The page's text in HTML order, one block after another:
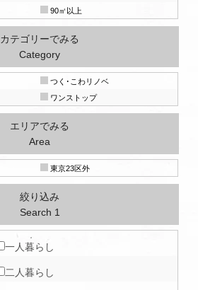
90㎡以上
カテゴリーでみる
Category
つく･こわリノベ
ワンストップ
エリアでみる
Area
東京23区外
絞り込み
Search 1
一人暮らし
二人暮らし